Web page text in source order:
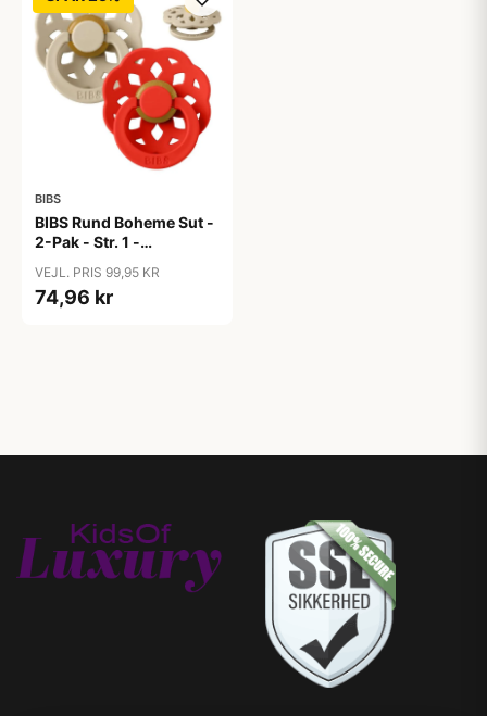
BIBS
BIBS Rund Boheme Sut -
2-Pak - Str. 1 -
Vanilla/Candy Apple
VEJL. PRIS 99,95 KR
74,96 kr